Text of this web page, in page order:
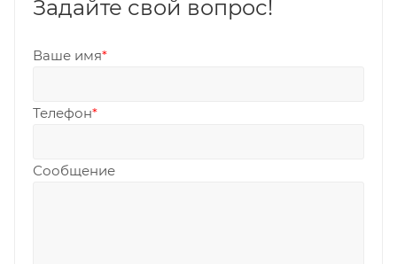
Задайте свой вопрос!
Ваше имя*
Телефон*
Сообщение